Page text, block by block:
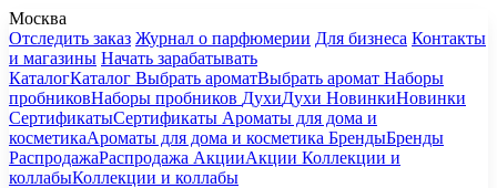
Москва
Отследить заказ Журнал о парфюмерии Для бизнеса Контакты
и магазины Начать зарабатывать
КаталогКаталог Выбрать ароматВыбрать аромат Наборы
пробниковНаборы пробников ДухиДухи НовинкиНовинки
СертификатыСертификаты Ароматы для дома и
косметикаАроматы для дома и косметика БрендыБренды
РаспродажаРаспродажа АкцииАкции Коллекции и
коллабыКоллекции и коллабы